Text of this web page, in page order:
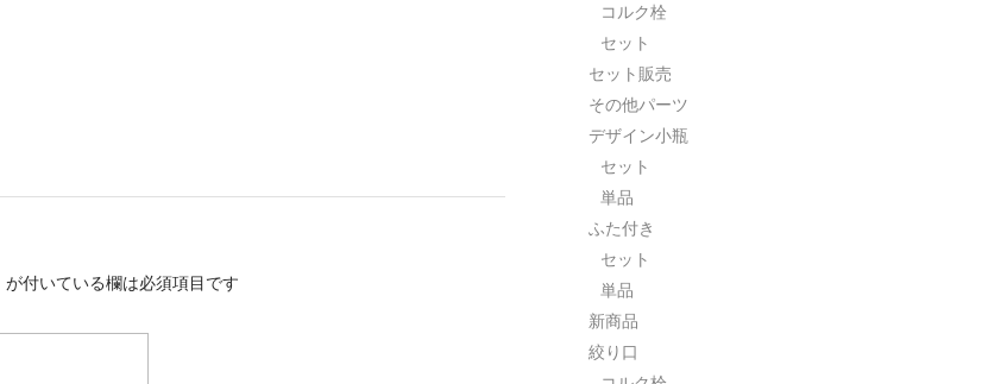
が付いている欄は必須項目です
コルク栓
セット
セット販売
その他パーツ
デザイン小瓶
セット
単品
ふた付き
セット
単品
新商品
絞り口